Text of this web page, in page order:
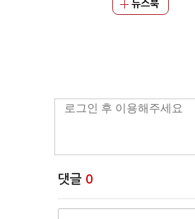
뉴스북
댓글 0